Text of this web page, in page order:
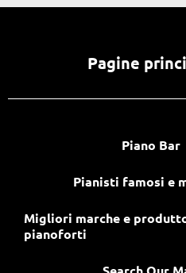
Pagine
Piano Bar
Pianisti famosi e
Migliori marche e
pianoforti